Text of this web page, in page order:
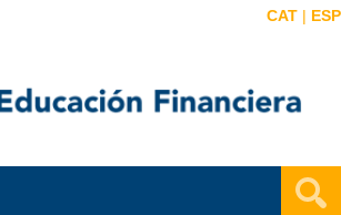
CAT | ESP